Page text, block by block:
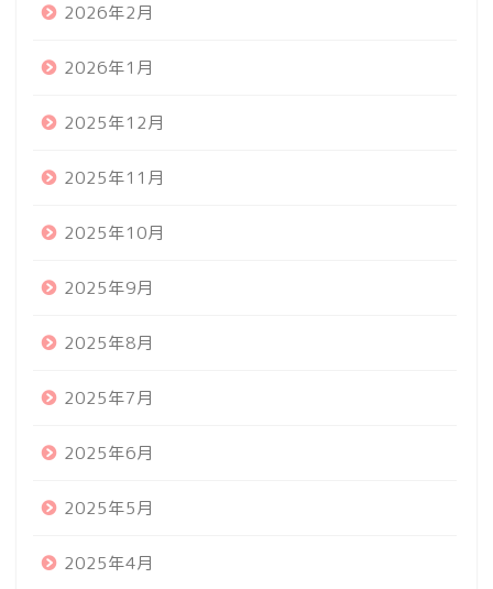
2026年2月
2026年1月
2025年12月
2025年11月
2025年10月
2025年9月
2025年8月
2025年7月
2025年6月
2025年5月
2025年4月